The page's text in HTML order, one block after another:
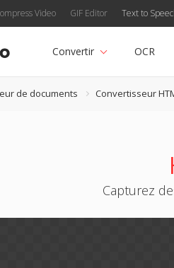
Video GIF Editor Text to
Convertir OCR
de documents Convertisseur
Capturez